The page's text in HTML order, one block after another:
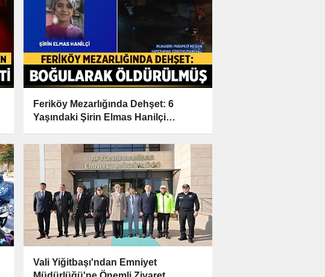
Feriköy Mezarlığında Dehşet: 6
Yaşındaki Şirin Elmas Hanilçi
Vali Yiğitbaşı'ndan Emniyet